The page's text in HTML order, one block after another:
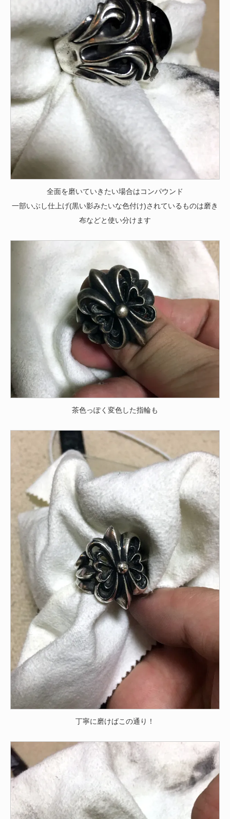
全面を磨いていきたい場合はコンパウンド
一部いぶし仕上げ(黒い影みたいな色付け)されているものは磨き
布などと使い分けます
茶色っぽく変色した指輪も
丁寧に磨けばこの通り！